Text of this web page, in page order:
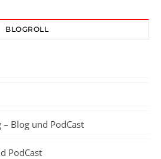
BLOGROLL
Blog und PodCast
PodCast